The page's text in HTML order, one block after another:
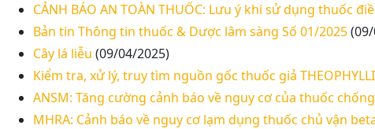
CẢNH BÁO AN TOÀN THUỐC: Lưu ý khi sử dụng thuốc
Bản tin Thông tin thuốc & Dược lâm sàng Số 01/2025
Cây lá liễu (09/04/2025)
Kiểm tra, xử lý, truy tìm nguồn gốc thuốc giả
ANSM: Tăng cường cảnh báo về nguy cơ của thuốc
MHRA: Cảnh báo về nguy cơ lạm dụng thuốc chủ vận